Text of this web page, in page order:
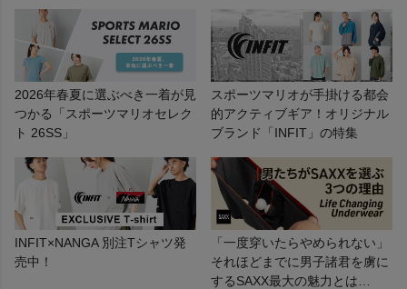
スポーツシューズ
もっと見る
ヨガ
キャンプ・フェス
旅行
2026年春夏に選ぶべき一着が見
つかる「スポーツマリオセレク
ト 26SS」
スポーツマリオが手掛ける都会
的アクティブギア！オリジナル
ブランド「INFIT」の特集
INFIT×NANGA 別注Tシャツ発
売中！
「一度穿いたらやめられない」
それほどまでに男子諸君を虜に
するSAXX最大の魅力とは…